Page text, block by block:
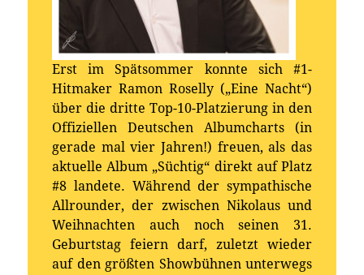
Erst im Spätsommer konnte sich #1-
Hitmaker Ramon Roselly („Eine Nacht“)
über die dritte Top-10-Platzierung in den
Offiziellen Deutschen Albumcharts (in
gerade mal vier Jahren!) freuen, als das
aktuelle Album „Süchtig“ direkt auf Platz
#8 landete. Während der sympathische
Allrounder, der zwischen Nikolaus und
Weihnachten auch noch seinen 31.
Geburtstag feiern darf, zuletzt wieder
auf den größten Showbühnen unterwegs